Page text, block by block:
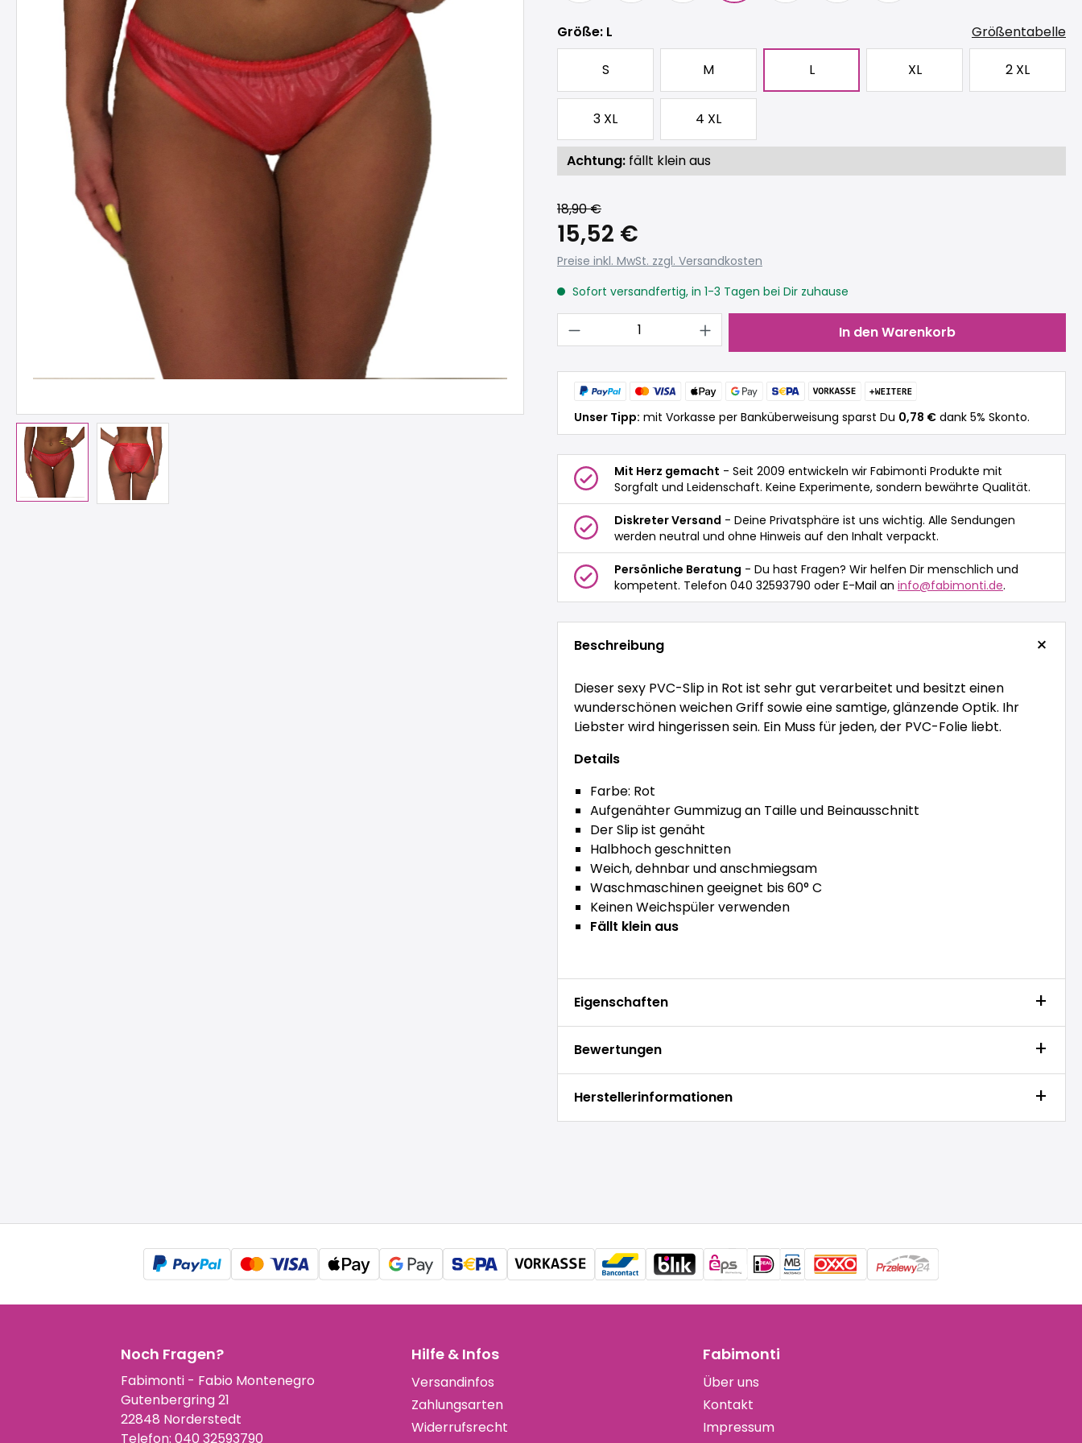
Größeauswählen
: L Größentabelle
S M L XL 2 XL
3 XL 4 XL
Achtung: fällt klein aus
18,90 €
15,52 €
Preise inkl. MwSt. zzgl. Versandkosten
Sofort versandfertig, in 1-3 Tagen bei Dir zuhause
Produkt Anzahl: Gib den gewünschten Wert ein oder
In den Warenkorb
Unser Tipp: mit Vorkasse per Banküberweisung sparst Du 0,78 € dank 5% Skonto.
Mit Herz gemacht - Seit 2009 entwickeln wir Fabimonti Produkte mit
Sorgfalt und Leidenschaft. Keine Experimente, sondern bewährte Qualität.
Diskreter Versand - Deine Privatsphäre ist uns wichtig. Alle Sendungen
werden neutral und ohne Hinweis auf den Inhalt verpackt.
Persönliche Beratung - Du hast Fragen? Wir helfen Dir menschlich und
kompetent. Telefon 040 32593790 oder E-Mail an info@fabimonti.de.
Beschreibung
Dieser sexy PVC-Slip in Rot ist sehr gut verarbeitet und besitzt einen
wunderschönen weichen Griff sowie eine samtige, glänzende Optik. Ihr
Liebster wird hingerissen sein. Ein Muss für jeden, der PVC-Folie liebt.
Details
Farbe: Rot
Aufgenähter Gummizug an Taille und Beinausschnitt
Der Slip ist genäht
Halbhoch geschnitten
Weich, dehnbar und anschmiegsam
Waschmaschinen geeignet bis 60° C
Keinen Weichspüler verwenden
Fällt klein aus
Eigenschaften
Bewertungen
Herstellerinformationen
Noch Fragen?
Fabimonti - Fabio Montenegro
Gutenbergring 21
22848 Norderstedt
Telefon:040 32593790
Hilfe & Infos
Versandinfos
Zahlungsarten
Widerrufsrecht
Fabimonti
Über uns
Kontakt
Impressum